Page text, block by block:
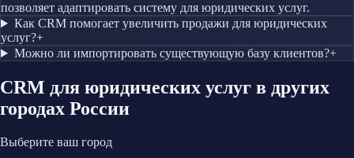
позволяет адаптировать систему для юридических услуг.
Как CRM помогает увеличить продажи для юридических
услуг?+
Можно ли импортировать существующую базу клиентов?+
CRM для юридических услуг в других
городах России
Выберите ваш город